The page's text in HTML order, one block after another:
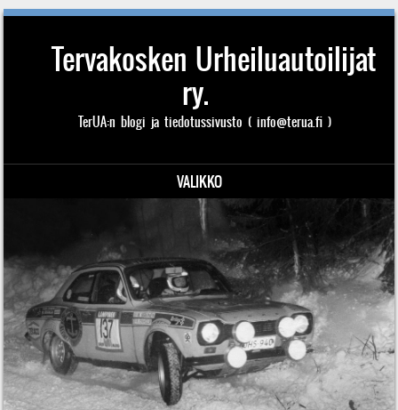
Tervakosken Urheiluautoilijat
ry.
TerUA:n blogi ja tiedotussivusto ( info@terua.fi )
VALIKKO